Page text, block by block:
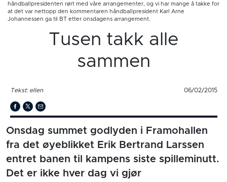
håndballpresidenten rørt med våre arrangementer, og vi har mange å takke for
at det var nettopp den kommentaren håndballpresident Karl Arne
Johannessen ga til BT etter onsdagens arrangement.
Tusen takk alle
sammen
Tekst: ellen 06/02/2015
Onsdag summet godlyden i Framohallen
fra det øyeblikket Erik Bertrand Larssen
entret banen til kampens siste spilleminutt.
Det er ikke hver dag vi gjør